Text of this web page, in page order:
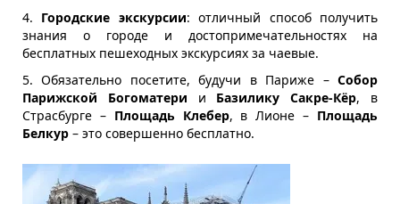
4. Городские экскурсии: отличный способ получить
знания о городе и достопримечательностях на
бесплатных пешеходных экскурсиях за чаевые.
5. Обязательно посетите, будучи в Париже – Собор
Парижской Богоматери и Базилику Сакре-Кёр, в
Страсбурге – Площадь Клебер, в Лионе – Площадь
Белкур – это совершенно бесплатно.